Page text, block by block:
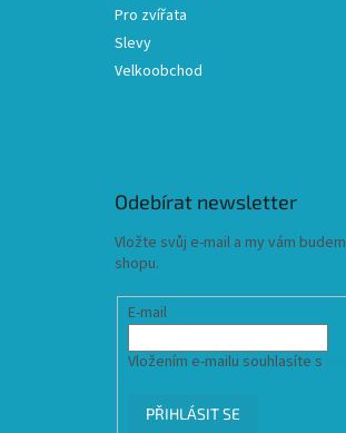
Pro zvířata
Slevy
Velkoobchod
Odebírat newsletter
Vložte svůj e-mail a my vám
shopu.
E-mail
Vložením e-mailu souhlasíte s
PŘIHLÁSIT SE